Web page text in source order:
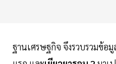
ฐานเศรษฐกิจ จึงรวบรวมข้อมู